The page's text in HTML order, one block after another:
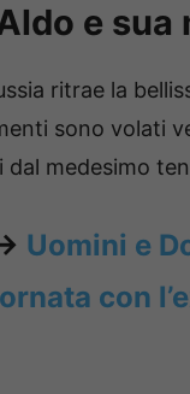
e sua
ritrae la
sono volati
medesimo
Uomini e
con